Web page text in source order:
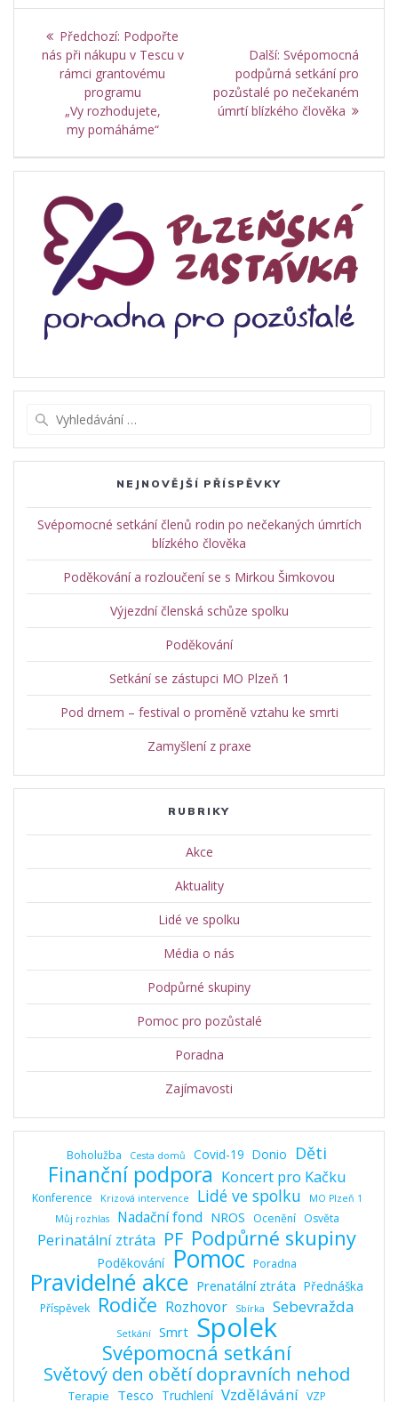
Navigace
pro
příspěvek
Předchozí: Předchozí
příspěvek:
Podpořte
nás při nákupu v Tescu v
rámci grantovému
programu
„Vy rozhodujete,
my pomáháme“
Další: Další
příspěvek:
Svépomocná
podpůrná setkání pro
pozůstalé po nečekaném
úmrtí blízkého člověka
NEJNOVĚJŠÍ PŘÍSPĚVKY
Svépomocné setkání členů rodin po nečekaných úmrtích
blízkého člověka
Poděkování a rozloučení se s Mirkou Šimkovou
Výjezdní členská schůze spolku
Poděkování
Setkání se zástupci MO Plzeň 1
Pod drnem – festival o proměně vztahu ke smrti
Zamyšlení z praxe
RUBRIKY
Akce
Aktuality
Lidé ve spolku
Média o nás
Podpůrné skupiny
Pomoc pro pozůstalé
Poradna
Zajímavosti
Boholužba Cesta domů Covid-19 Donio Děti
Finanční podpora Koncert pro Kačku
Konference Krizová intervence Lidé ve spolku
MO Plzeň 1
Můj rozhlas
Nadační fond NROS Ocenění Osvěta
Perinatální ztráta PF Podpůrné skupiny
Poděkování Pomoc Poradna
Pravidelné akce Prenatální ztráta Přednáška
Příspěvek Rodiče Rozhovor Sbírka Sebevražda
Setkání Smrt Spolek
Svépomocná setkání
Světový den obětí dopravních nehod
Terapie Tesco Truchlení Vzdělávání VZP